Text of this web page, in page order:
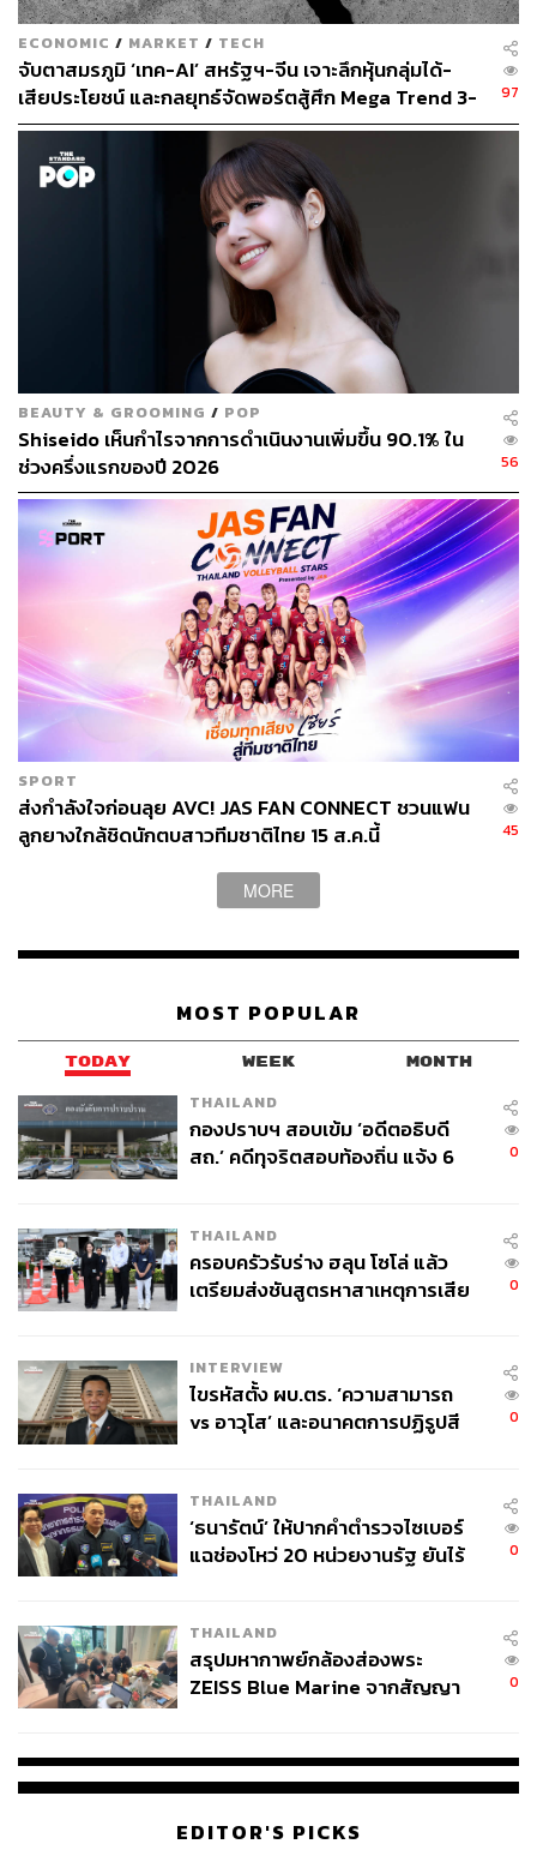
อ้างอิง:
https://www.bbc.com/news/live/cvgz8qverzqt
https://edition.cnn.com/2026/05/13/politics/live-news/
trump-china-visit-arrival-ceremony-hnk?t=17786764
38179
REUTERS/Evan Vucci
Han Zheng Trump 2.0
Tesla
Donald Trump
Apple USA China Xi Jinping
ABOUT THE AUTHOR
วิโรจน์ เลิศจิตต์ธรรม
Senior Content Creator กองข่าวต่างประเทศ
THE STANDARD
ECONOMIC / MARKET / TECH
จับตาสมรภูมิ ‘เทค-AI’ สหรัฐฯ-จีน เจาะลึกหุ้นกลุ่มได้-
เสียประโยชน์ และกลยุทธ์จัดพอร์ตสู้ศึก Mega Trend 3-
5 ปีข้างหน้า
97
BEAUTY & GROOMING / POP
Shiseido เห็นกำไรจากการดำเนินงานเพิ่มขึ้น 90.1% ใน
ช่วงครึ่งแรกของปี 2026
56
SPORT
ส่งกำลังใจก่อนลุย AVC! JAS FAN CONNECT ชวนแฟน
ลูกยางใกล้ชิดนักตบสาวทีมชาติไทย 15 ส.ค.นี้
45
MORE
MOST POPULAR
TODAY WEEK MONTH
THAILAND
กองปราบฯ สอบเข้ม ‘อดีตอธิบดี
สถ.’ คดีทุจริตสอบท้องถิ่น แจ้ง 6
0
THAILAND
ครอบครัวรับร่าง ฮลุน โซโล่ แล้ว
เตรียมส่งชันสูตรหาสาเหตุการเสีย
0
INTERVIEW
ไขรหัสตั้ง ผบ.ตร. ‘ความสามารถ
vs อาวุโส’ และอนาคตการปฏิรูปสี
0
THAILAND
‘ธนารัตน์’ ให้ปากคำตำรวจไซเบอร์
แฉช่องโหว่ 20 หน่วยงานรัฐ ยันไร้
0
THAILAND
สรุปมหากาพย์กล้องส่องพระ
ZEISS Blue Marine จากสัญญา
จ่ายหนี้-แอบระบุแบรนด์
0
EDITOR'S PICKS